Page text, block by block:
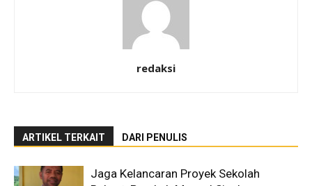
redaksi
ARTIKEL TERKAIT DARI PENULIS
Jaga Kelancaran Proyek Sekolah